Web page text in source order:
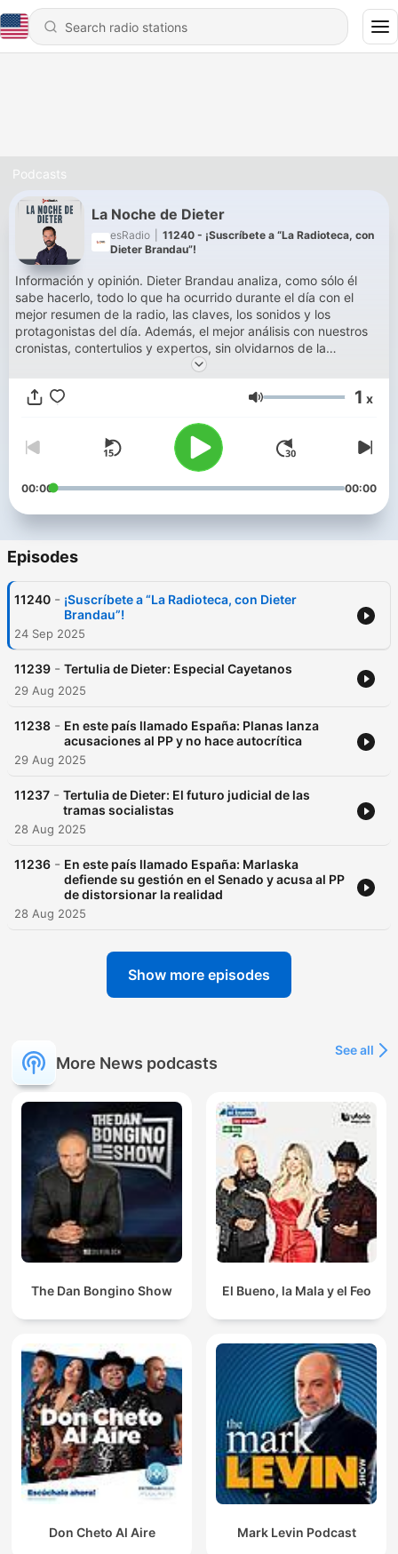
Podcasts
La Noche de Dieter
esRadio
11240 - ¡Suscríbete a “La Radioteca, con
Dieter Brandau”!
Información y opinión. Dieter Brandau analiza, como sólo él
sabe hacerlo, todo lo que ha ocurrido durante el día con el
mejor resumen de la radio, las claves, los sonidos y los
protagonistas del día. Además, el mejor análisis con nuestros
cronistas, contertulios y expertos, sin olvidarnos de la
participación de los oyentes, parte fundamental del programa.
Volume 1 x
00:00 00:00
Episodes
11240 - ¡Suscríbete a “La Radioteca, con Dieter
Brandau”!
24 Sep 2025
11239 - Tertulia de Dieter: Especial Cayetanos
29 Aug 2025
11238 - En este país llamado España: Planas lanza
acusaciones al PP y no hace autocrítica
29 Aug 2025
11237 - Tertulia de Dieter: El futuro judicial de las
tramas socialistas
28 Aug 2025
11236 - En este país llamado España: Marlaska
defiende su gestión en el Senado y acusa al PP
de distorsionar la realidad
28 Aug 2025
Show more episodes
More News podcasts
See all
The Dan Bongino Show El Bueno, la Mala y el Feo
Don Cheto Al Aire Mark Levin Podcast